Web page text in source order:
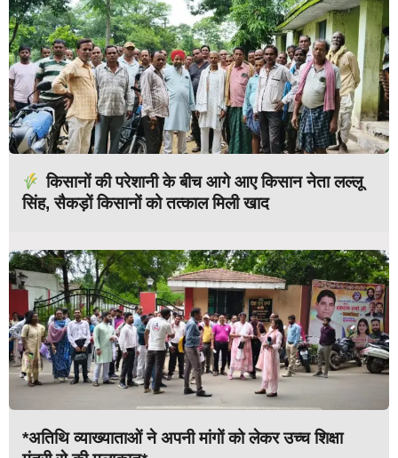
किसानों की परेशानी के बीच आगे आए किसान नेता लल्लू
सिंह, सैकड़ों किसानों को तत्काल मिली खाद
*अतिथि व्याख्याताओं ने अपनी मांगों को लेकर उच्च शिक्षा